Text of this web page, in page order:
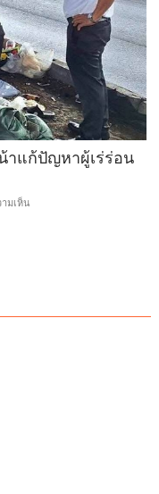
ฟรี
สวน
นงนุช
พัทยา
มอบ
ของ
ขวัญ
วัน
ชวน
าแก้ปัญหาผู้เร่ร่อน
มเห็น
หน้า